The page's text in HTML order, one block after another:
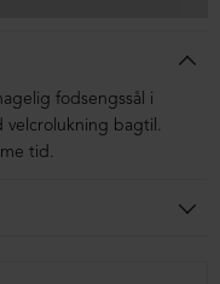
fodsengssål i
velcrolukning bagtil.
tid.